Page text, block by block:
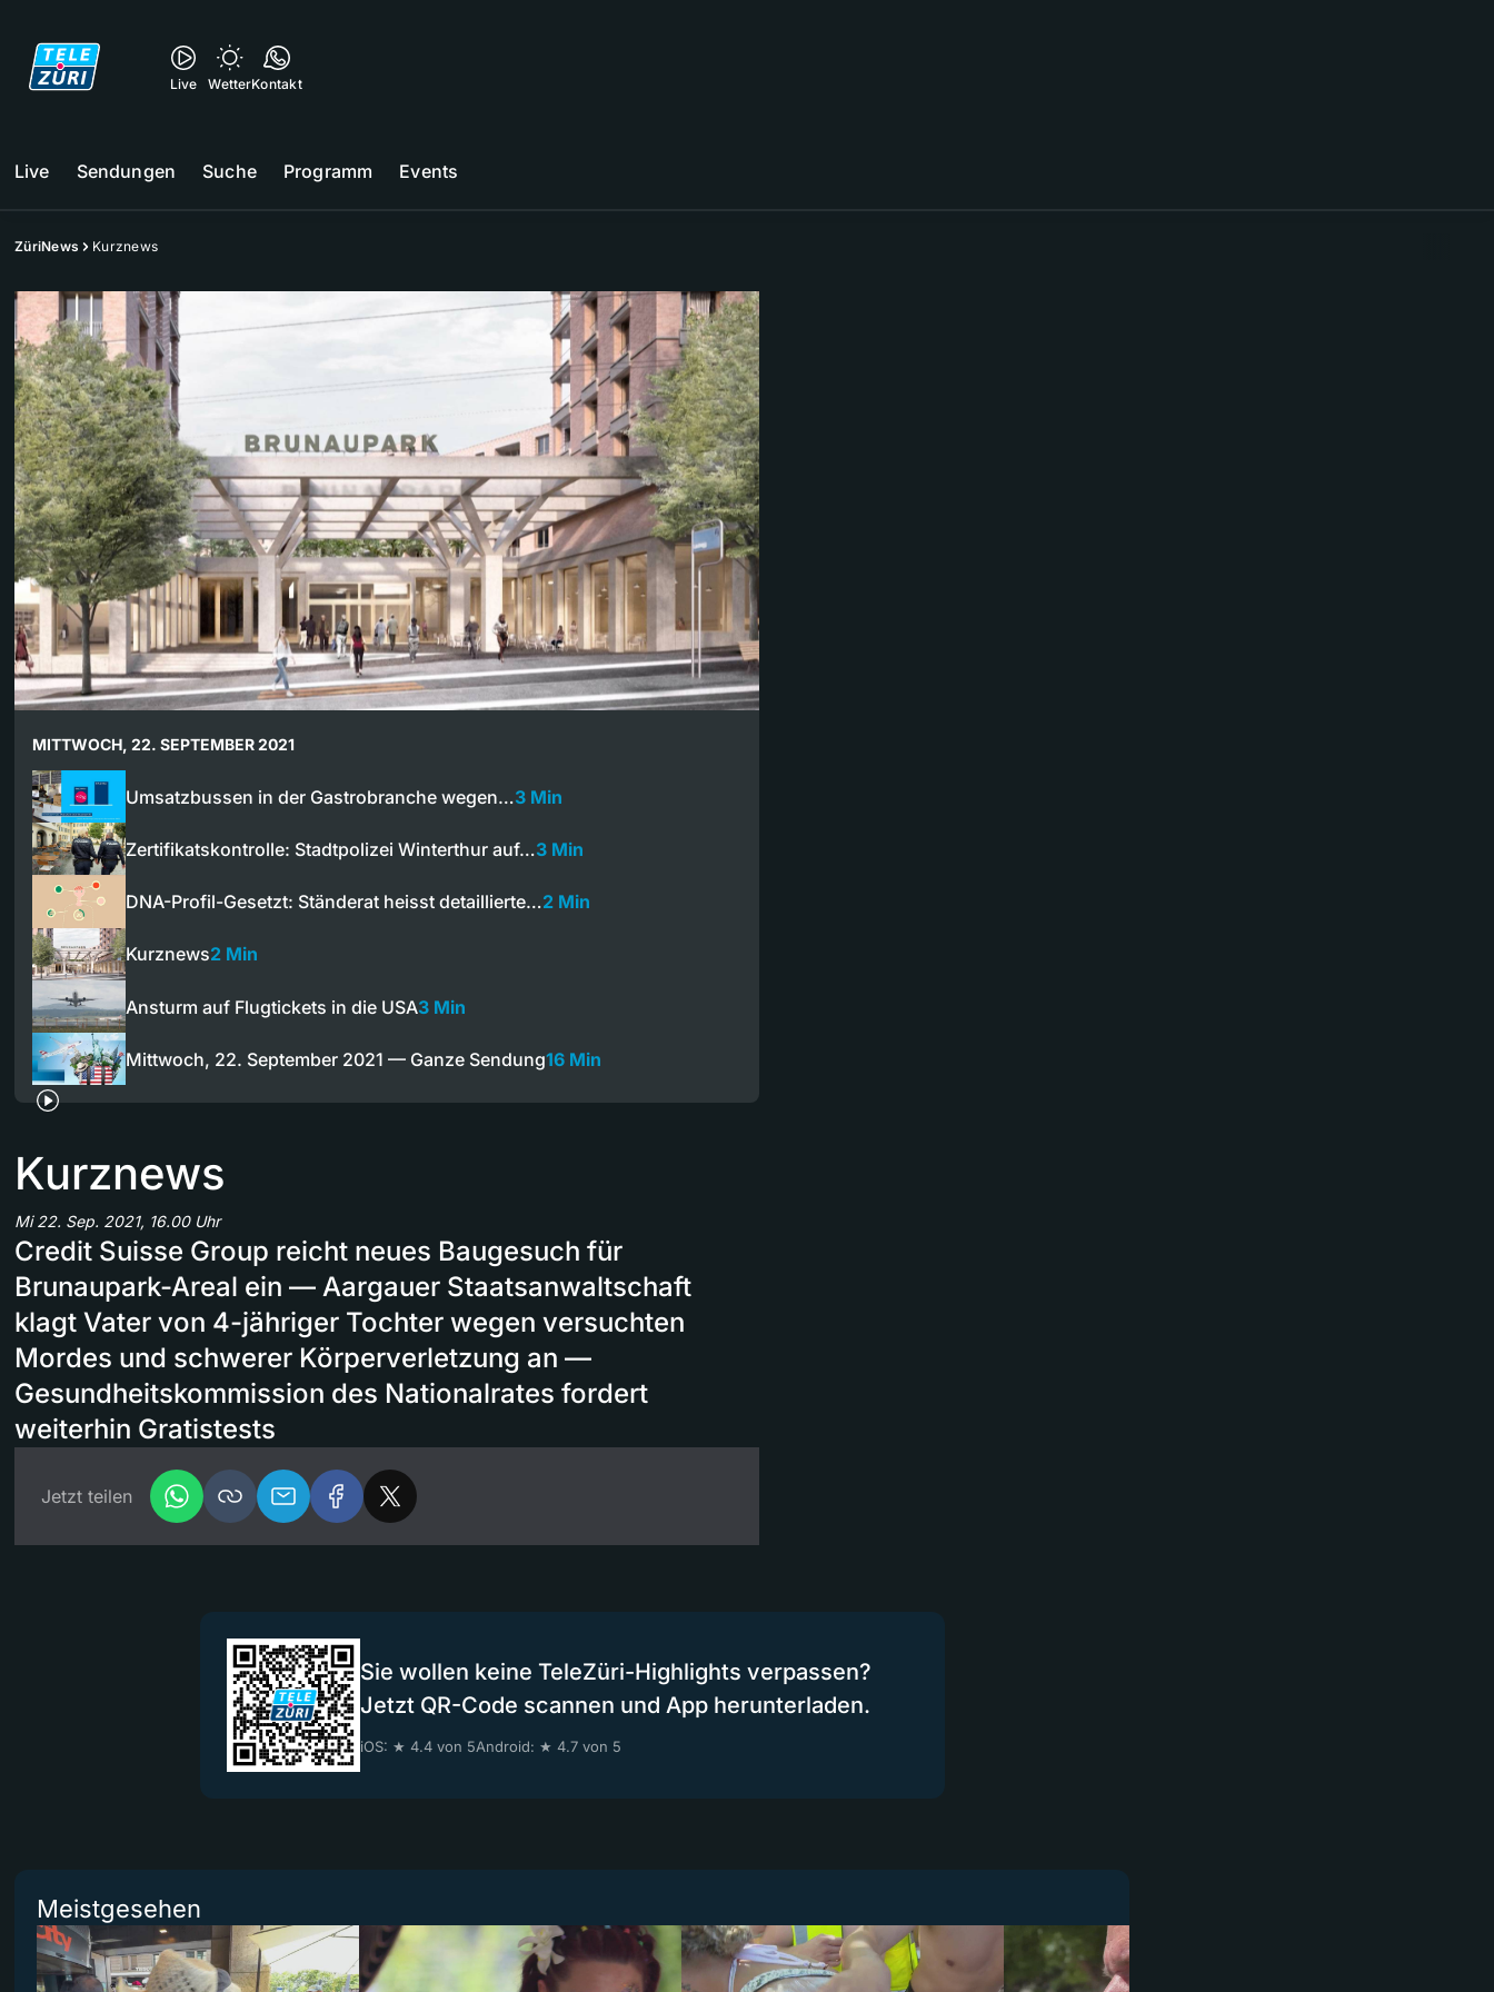
Live WetterKontakt
Live Sendungen Suche Programm Events
ZüriNews Kurznews
MITTWOCH, 22. SEPTEMBER 2021
Umsatzbussen in der Gastrobranche wegen…3 Min
Zertifikatskontrolle: Stadtpolizei Winterthur auf…3 Min
DNA-Profil-Gesetzt: Ständerat heisst detaillierte…2 Min
Kurznews2 Min
Ansturm auf Flugtickets in die USA3 Min
Mittwoch, 22. September 2021 — Ganze Sendung16 Min
Kurznews
Mi 22. Sep. 2021, 16.00 Uhr
Credit Suisse Group reicht neues Baugesuch für
Brunaupark-Areal ein — Aargauer Staatsanwaltschaft
klagt Vater von 4-jähriger Tochter wegen versuchten
Mordes und schwerer Körperverletzung an —
Gesundheitskommission des Nationalrates fordert
weiterhin Gratistests
Jetzt teilen
Sie wollen keine TeleZüri-Highlights verpassen?
Jetzt QR-Code scannen und App herunterladen.
iOS: ★ 4.4 von 5Android: ★ 4.7 von 5
Meistgesehen